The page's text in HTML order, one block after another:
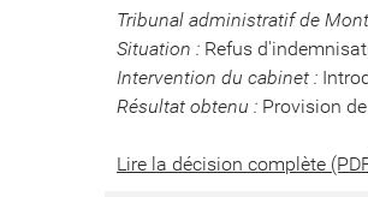
Tribunal administratif de
Situation : Refus
Intervention du cabinet :
Résultat obtenu : Provision
Lire la décision complète